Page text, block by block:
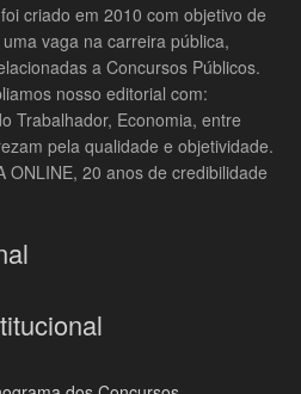
foi criado em 2010 com objetivo de
vaga na carreira pública,
a Concursos Públicos.
nosso editorial com:
Trabalhador, Economia, entre
pela qualidade e objetividade.
ONLINE, 20 anos de credibilidade